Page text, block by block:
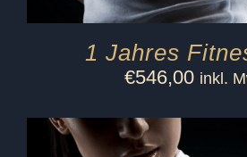
1 Jahres
€546,00 inkl.